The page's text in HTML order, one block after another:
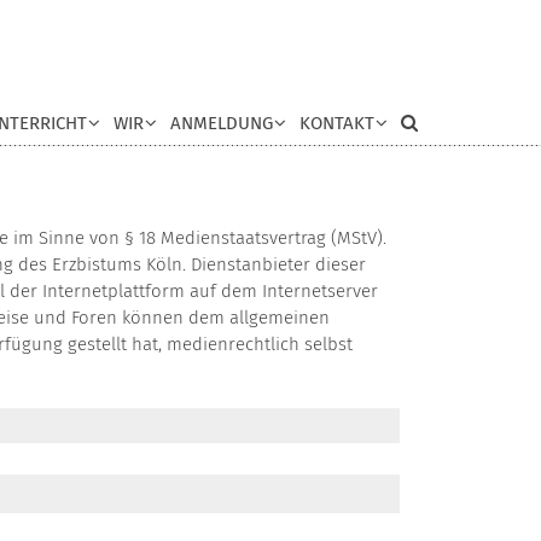
WIR ANMELDUNG KONTAKT
Sinne von § 18 Medienstaatsvertrag (MStV).
des Erzbistums Köln. Dienstanbieter dieser
der Internetplattform auf dem Internetserver
und Foren können dem allgemeinen
gestellt hat, medienrechtlich selbst